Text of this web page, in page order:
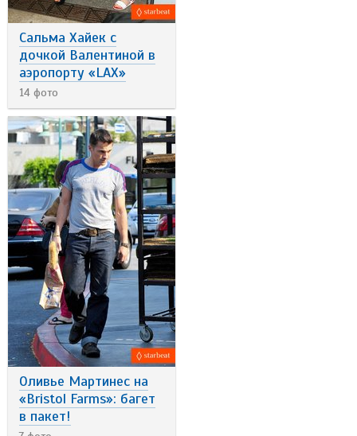
Сальма Хайек с
дочкой Валентиной в
аэропорту «LAX»
14 фото
Оливье Мартинес на
«Bristol Farms»: багет
в пакет!